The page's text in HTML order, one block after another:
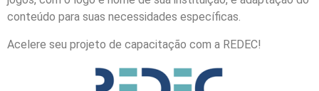
conteúdo para suas necessidades específicas.
Acelere seu projeto de capacitação com a REDEC!